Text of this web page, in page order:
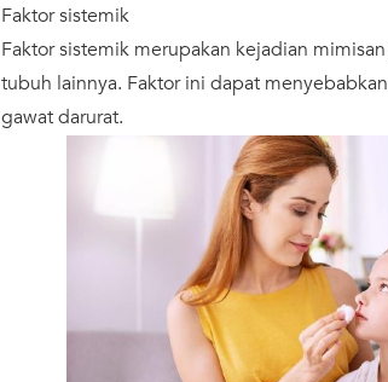
Faktor sistemik
Faktor sistemik merupakan kejadian
tubuh lainnya. Faktor ini dapat
gawat darurat.